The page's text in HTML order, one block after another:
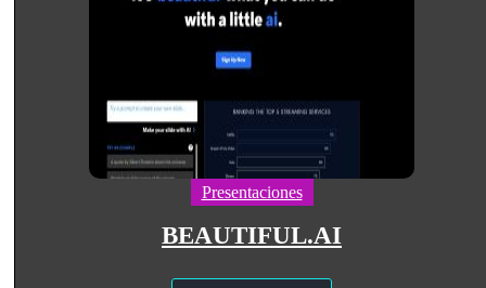
Presentaciones
BEAUTIFUL.AI